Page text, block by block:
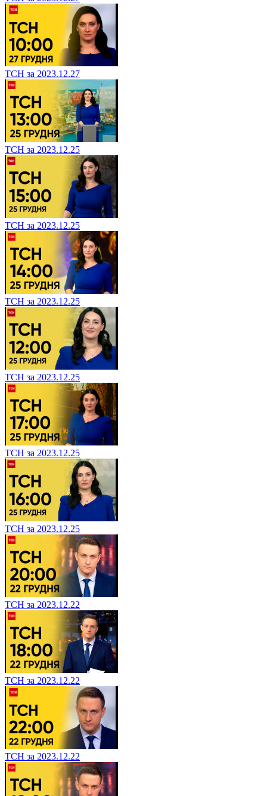
ТСН за 2023.12.27
ТСН за 2023.12.25
ТСН за 2023.12.25
ТСН за 2023.12.25
ТСН за 2023.12.25
ТСН за 2023.12.25
ТСН за 2023.12.25
ТСН за 2023.12.22
ТСН за 2023.12.22
ТСН за 2023.12.22